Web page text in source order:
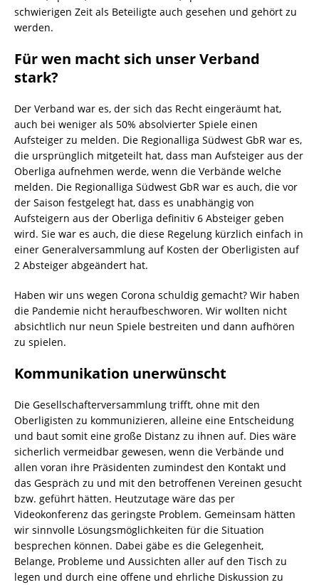
schwierigen Zeit als Beteiligte auch gesehen und gehört zu
werden.
Für wen macht sich unser Verband
stark?
Der Verband war es, der sich das Recht eingeräumt hat,
auch bei weniger als 50% absolvierter Spiele einen
Aufsteiger zu melden. Die Regionalliga Südwest GbR war es,
die ursprünglich mitgeteilt hat, dass man Aufsteiger aus der
Oberliga aufnehmen werde, wenn die Verbände welche
melden. Die Regionalliga Südwest GbR war es auch, die vor
der Saison festgelegt hat, dass es unabhängig von
Aufsteigern aus der Oberliga definitiv 6 Absteiger geben
wird. Sie war es auch, die diese Regelung kürzlich einfach in
einer Generalversammlung auf Kosten der Oberligisten auf
2 Absteiger abgeändert hat.
Haben wir uns wegen Corona schuldig gemacht? Wir haben
die Pandemie nicht heraufbeschworen. Wir wollten nicht
absichtlich nur neun Spiele bestreiten und dann aufhören
zu spielen.
Kommunikation unerwünscht
Die Gesellschafterversammlung trifft, ohne mit den
Oberligisten zu kommunizieren, alleine eine Entscheidung
und baut somit eine große Distanz zu ihnen auf. Dies wäre
sicherlich vermeidbar gewesen, wenn die Verbände und
allen voran ihre Präsidenten zumindest den Kontakt und
das Gespräch zu und mit den betroffenen Vereinen gesucht
bzw. geführt hätten. Heutzutage wäre das per
Videokonferenz das geringste Problem. Gemeinsam hätten
wir sinnvolle Lösungsmöglichkeiten für die Situation
besprechen können. Dabei gäbe es die Gelegenheit,
Belange, Probleme und Aussichten aller auf den Tisch zu
legen und durch eine offene und ehrliche Diskussion zu